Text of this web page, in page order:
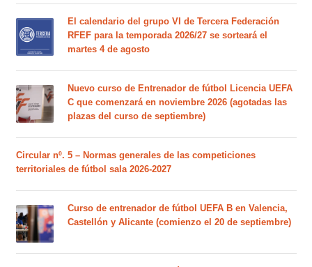
El calendario del grupo VI de Tercera Federación
RFEF para la temporada 2026/27 se sorteará el
martes 4 de agosto
Nuevo curso de Entrenador de fútbol Licencia UEFA
C que comenzará en noviembre 2026 (agotadas las
plazas del curso de septiembre)
Circular nº. 5 – Normas generales de las competiciones
territoriales de fútbol sala 2026-2027
Curso de entrenador de fútbol UEFA B en Valencia,
Castellón y Alicante (comienzo el 20 de septiembre)